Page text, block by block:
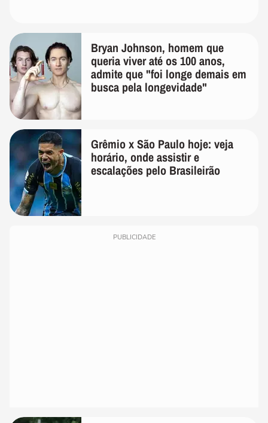
Bryan Johnson, homem que
queria viver até os 100 anos,
admite que "foi longe demais em
busca pela longevidade"
Grêmio x São Paulo hoje: veja
horário, onde assistir e
escalações pelo Brasileirão
PUBLICIDADE